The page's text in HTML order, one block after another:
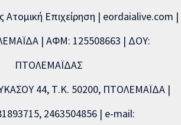
Ατομική Επιχείρηση | eordaialive.com |
| ΑΦΜ: 125508663 | ΔΟΥ:
ΠΤΟΛΕΜΑΪΔΑΣ
44, Τ.Κ. 50200, ΠΤΟΛΕΜΑΪΔΑ |
2463504856 | e-mail: